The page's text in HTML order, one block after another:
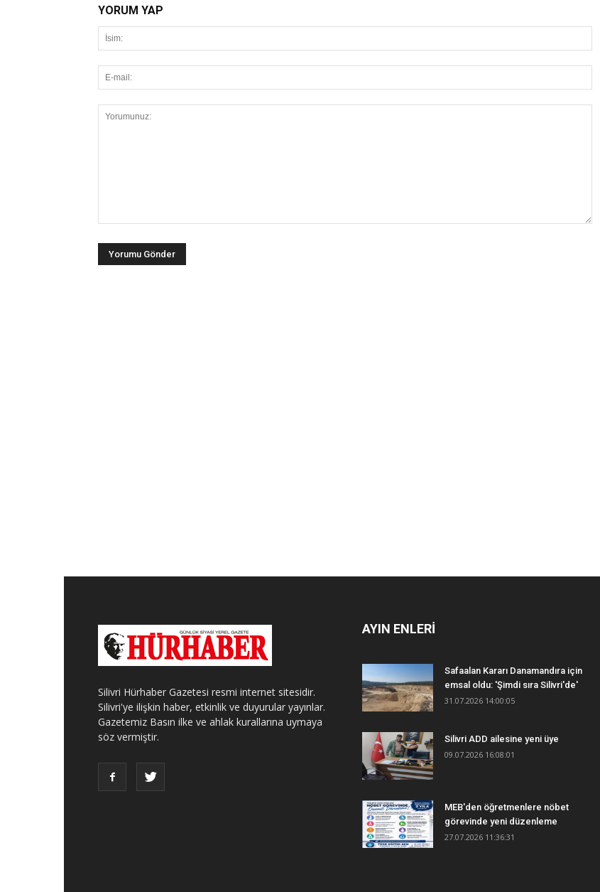
YORUM YAP
Silivri Hürhaber Gazetesi resmi internet sitesidir.
Silivri'ye ilişkin haber, etkinlik ve duyurular yayınlar.
Gazetemiz Basın ilke ve ahlak kurallarına uymaya
söz vermiştir.
AYIN ENLERİ
Safaalan Kararı Danamandıra için
emsal oldu: 'Şimdi sıra Silivri'de'
31.07.2026 14:00:05
Silivri ADD ailesine yeni üye
09.07.2026 16:08:01
MEB'den öğretmenlere nöbet
görevinde yeni düzenleme
27.07.2026 11:36:31